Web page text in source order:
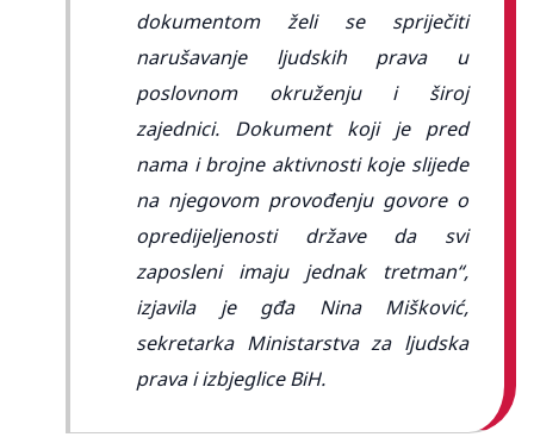
dokumentom želi se spriječiti
narušavanje ljudskih prava u
poslovnom okruženju i široj
zajednici. Dokument koji je pred
nama i brojne aktivnosti koje slijede
na njegovom provođenju govore o
opredijeljenosti države da svi
zaposleni imaju jednak tretman“,
izjavila je gđa Nina Mišković,
sekretarka Ministarstva za ljudska
prava i izbjeglice BiH.